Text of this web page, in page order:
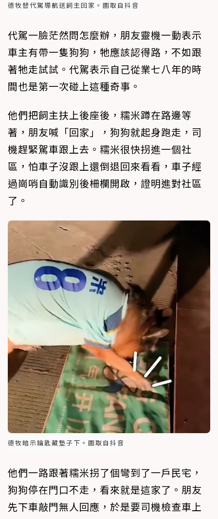
德牧替代駕導航送飼主回家。圖取自抖音
代駕一臉茫然問怎麼辦，朋友靈機一動表示
車主有帶一隻狗狗，牠應該認得路，不如跟
著牠走試試。代駕表示自己從業七八年的時
間也是第一次碰上這種奇事。
他們把飼主扶上後座後，糯米蹲在路邊等
著，朋友喊「回家」，狗狗就起身跑走，司
機趕緊駕車跟上去。糯米很快拐進一個社
區，怕車子沒跟上還倒退回來看看，車子經
過崗哨自動識別後柵欄開啟，證明進對社區
了。
德牧暗示鑰匙藏墊子下。圖取自抖音
他們一路跟著糯米拐了個彎到了一戶民宅，
狗狗停在門口不走，看來就是這家了。朋友
先下車敲門無人回應，於是要司機檢查車上